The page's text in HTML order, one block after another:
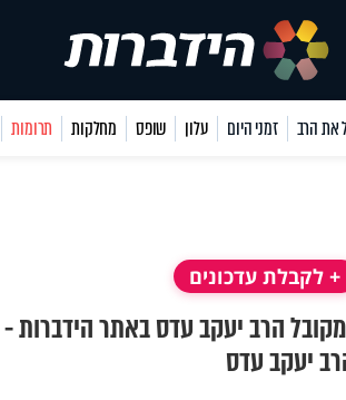
את הרב זמני היום עלון שופס מחלקות תרומות
+ לקבלת עדכונים
הרב יעקב עדס באתר הידברות -
יעקב עדס